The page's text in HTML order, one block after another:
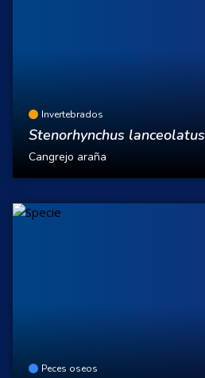
Invertebrados
Stenorhynchus lanceolatus
Cangrejo araña
Peces oseos